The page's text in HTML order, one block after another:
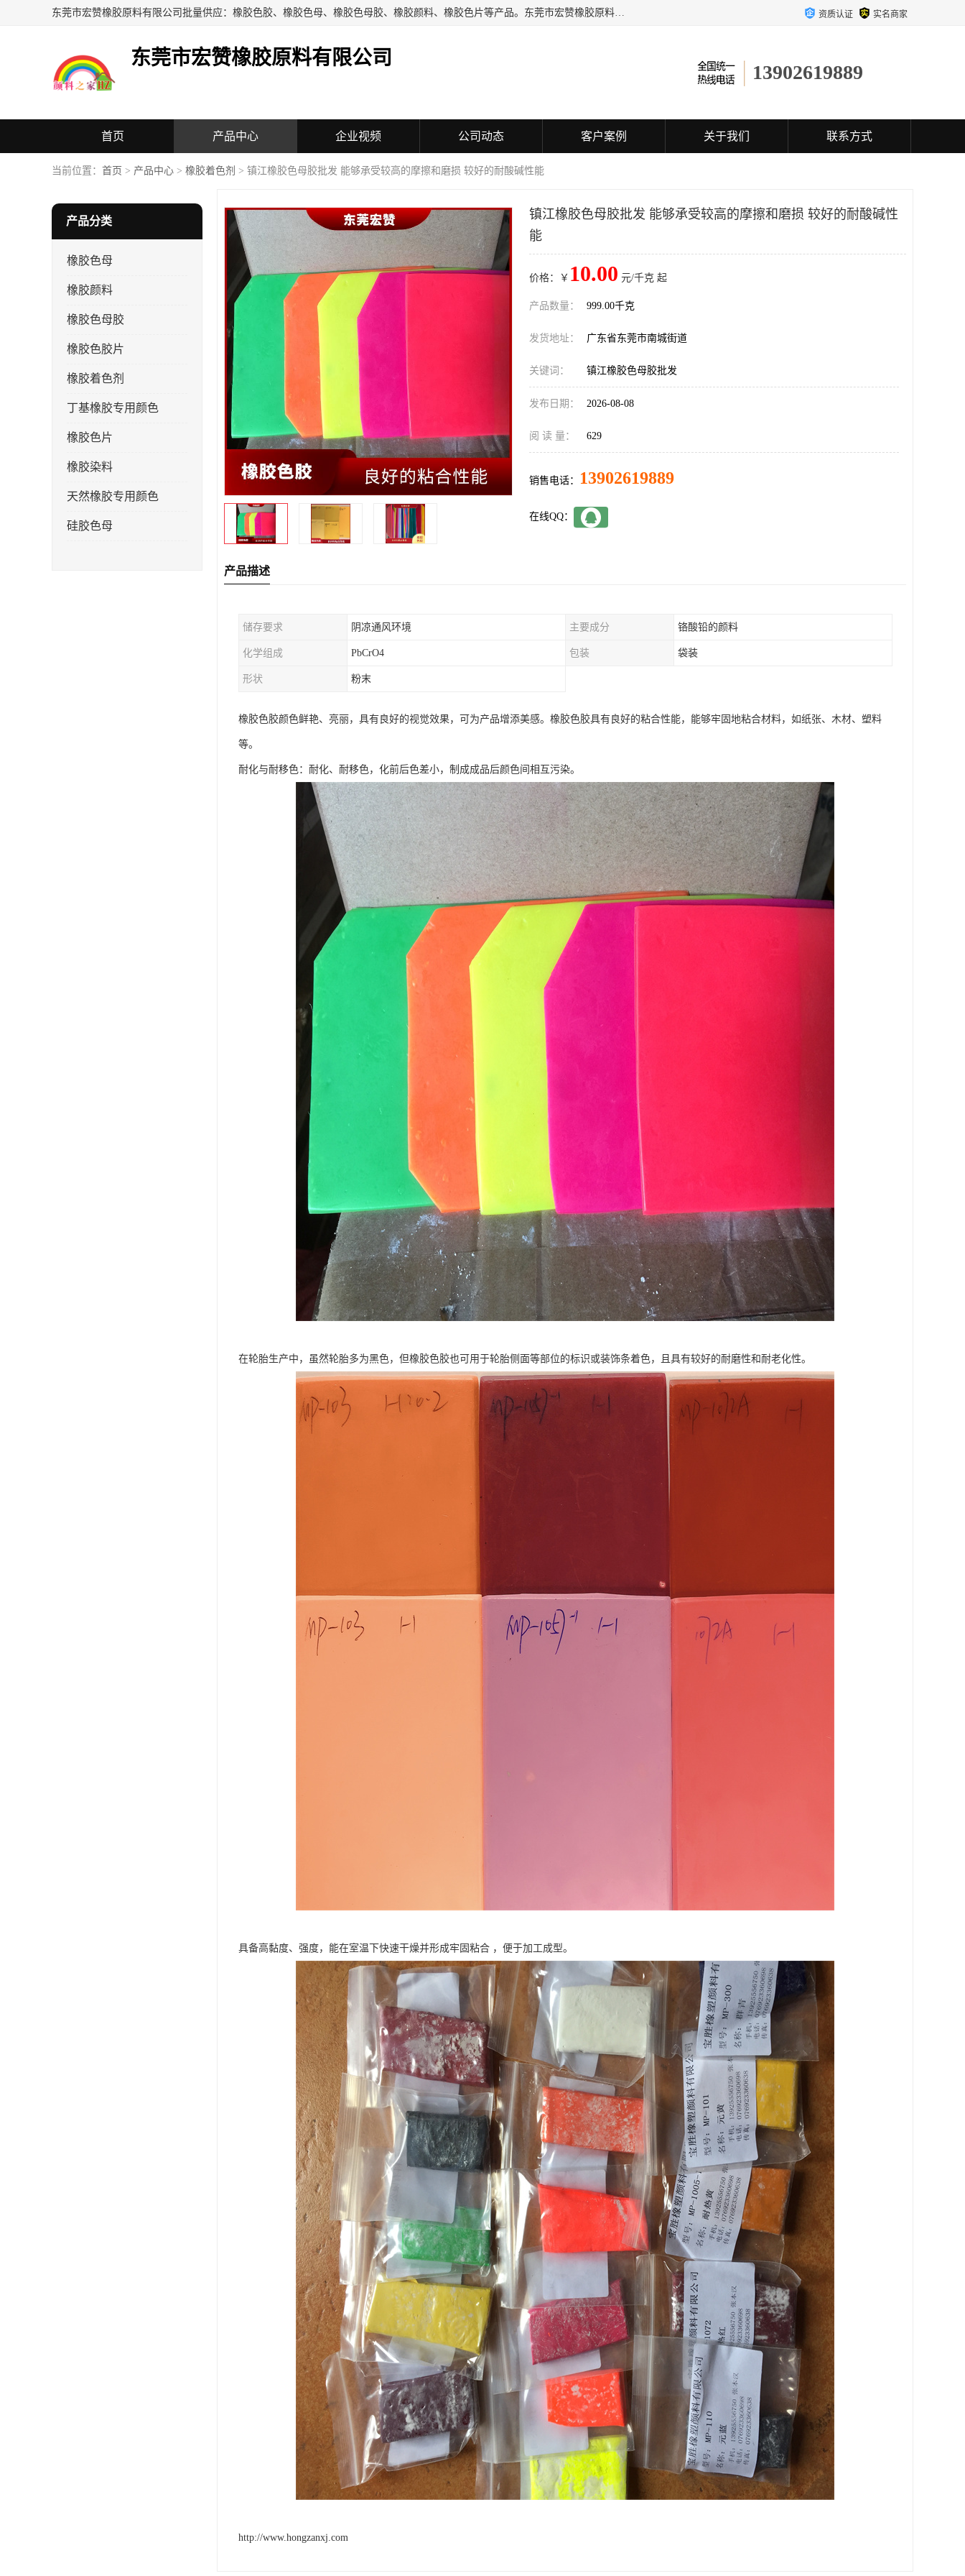
东莞市宏赞橡胶原料有限公司批量供应：橡胶色胶、橡胶色母、橡胶色母胶、橡胶颜料、橡胶色片等产品。东莞市宏赞橡胶原料有限公司经营已经十五年的历史，目前的客户群广达东南亚各国，也是目前橡胶制造密集度高的中国大陆橡胶制品工厂使用多，市场占有率高的色胶专业生产工厂。 资质认证 实名商家
东莞市宏赞橡胶原料有限公司
13902619889
首页 产品中心 企业视频 公司动态 客户案例 关于我们 联系方式
当前位置： 首页 > 产品中心 > 橡胶着色剂 > 镇江橡胶色母胶批发 能够承受较高的摩擦和磨损 较好的耐酸碱性能
产品分类
橡胶色母
橡胶颜料
橡胶色母胶
橡胶色胶片
橡胶着色剂
丁基橡胶专用颜色
橡胶色片
橡胶染料
天然橡胶专用颜色
硅胶色母
镇江橡胶色母胶批发 能够承受较高的摩擦和磨损 较好的耐酸碱性
能
价格：￥ 10.00 元/千克 起
产品数量： 999.00千克
发货地址： 广东省东莞市南城街道
关键词： 镇江橡胶色母胶批发
发布日期： 2026-08-08
阅 读 量： 629
销售电话： 13902619889
在线QQ：
产品描述
储存要求 阴凉通风环境 主要成分 铬酸铅的颜料
化学组成 PbCrO4 包装 袋装
形状 粉末
橡胶色胶颜色鲜艳、亮丽，具有良好的视觉效果，可为产品增添美感。橡胶色胶具有良好的粘合性能，能够牢固地粘合材料，如纸张、木材、塑料
等。
耐化与耐移色：耐化、耐移色，化前后色差小，制成成品后颜色间相互污染。
在轮胎生产中，虽然轮胎多为黑色，但橡胶色胶也可用于轮胎侧面等部位的标识或装饰条着色，且具有较好的耐磨性和耐老化性。
具备高黏度、强度，能在室温下快速干燥并形成牢固粘合 ，便于加工成型。
http://www.hongzanxj.com